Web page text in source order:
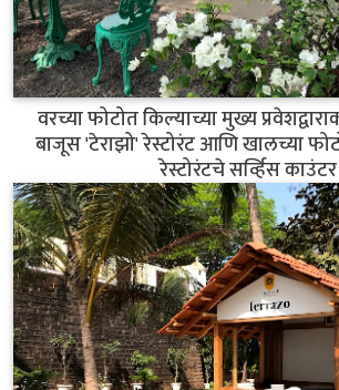
वरच्या फोटोत किल्याच्या मुख्य
बाजूस 'टेराझो' रेस्टोरंट आणि खालच्या
रेस्टोरंटचे सर्व्हिस काउंटर